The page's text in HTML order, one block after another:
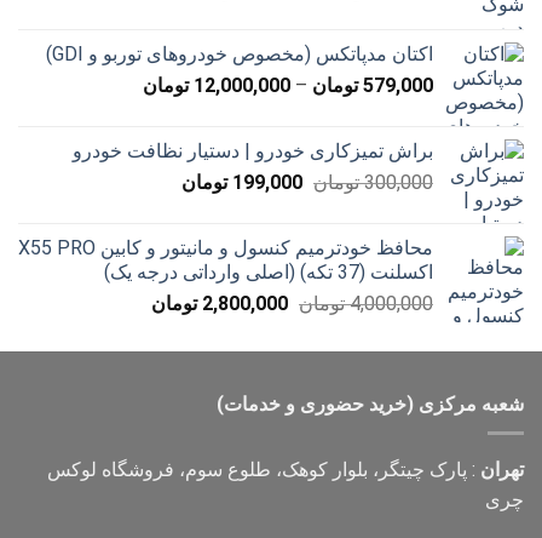
تا
20,000 تومان
اکتان مدپاتکس (مخصوص خودروهای توربو و GDI)
579,000 تومان –
12,000,000 تومان
تا
براش تمیزکاری خودرو | دستیار نظافت خودرو
300,000 تومان قیمت
بود.
199,000 تومانقیمت
است.
محافظ خودترمیم کنسول و مانیتور و کابین X55 PRO
اکسلنت (37 تکه) (اصلی وارداتی درجه یک)
4,000,000 تومان قیمت
4,000,000 تومان
2,800,000 تومانقیمت
2,800,000 تومان
شعبه مرکزی (خرید حضوری و خدمات)
تهران : پارک چیتگر، بلوار کوهک، طلوع سوم، فروشگاه لوکس
چری